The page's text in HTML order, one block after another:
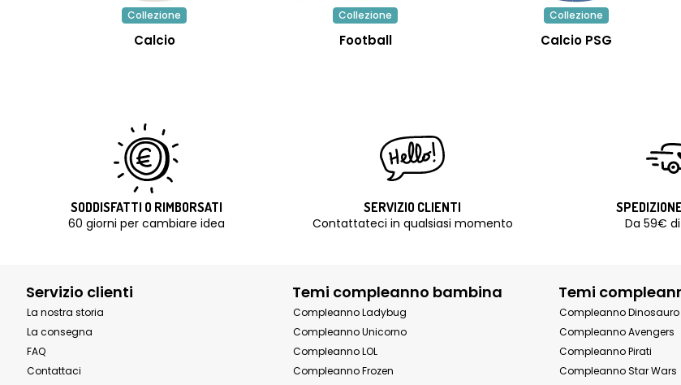
Collezione
Calcio
Collezione
Football
Collezione
Calcio PSG
SODDISFATTI O RIMBORSATI
60 giorni per cambiare idea
SERVIZIO CLIENTI
Contattateci in qualsiasi momento
Da 59€
Servizio clienti
La nostra storia
La consegna
FAQ
Contattaci
Temi compleanno bambina
Compleanno Ladybug
Compleanno Unicorno
Compleanno LOL
Compleanno Frozen
Temi
Compleanno Dinosauro
Compleanno Avengers
Compleanno Pirati
Compleanno Star Wars